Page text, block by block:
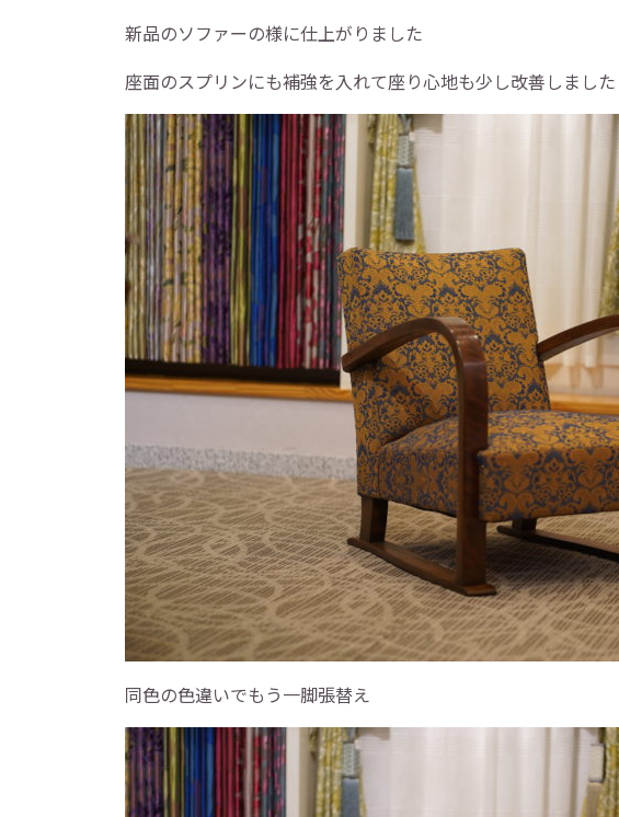
新品のソファーの様に仕上がりました
座面のスプリンにも補強を入れて座り心地も少し改善しました
同色の色違いでもう一脚張替え